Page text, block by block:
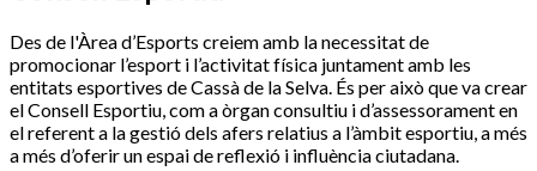
Des de l'Àrea d’Esports creiem amb la necessitat de
promocionar l’esport i l’activitat física juntament amb les
entitats esportives de Cassà de la Selva. És per això que va crear
el Consell Esportiu, com a òrgan consultiu i d’assessorament en
el referent a la gestió dels afers relatius a l’àmbit esportiu, a més
a més d’oferir un espai de reflexió i influència ciutadana.